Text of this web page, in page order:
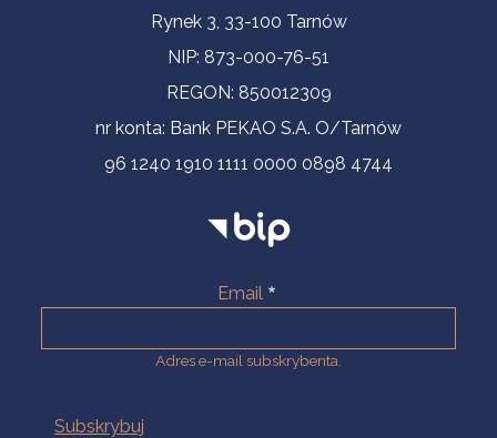
Informacje kontaktoweRynek 3, 33-100 Tarnów
NIP: 873-000-76-51
REGON: 850012309
nr konta: Bank PEKAO S.A. O/Tarnów
96 1240 1910 1111 0000 0898 4744
Email
Adres e-mail subskrybenta.